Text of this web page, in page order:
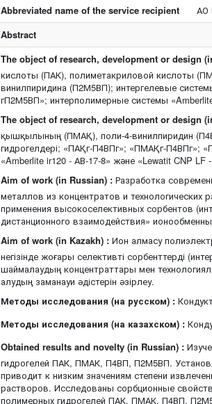
Abbreviated name of the service recipient
АО
Abstract
The object of research, development or design
кислоты (ПАК), полиметакриловой кислоты
винилпиридина (П2М5ВП); интергелевые
гП2М5ВП»; интерполимерные системы
The object of research, development or design
қышқылының (ПМАҚ), поли-4-винилпиридин
гидрогелдері; «ПАҚг-П4ВПг»; «ПМАҚг-П4ВПг»;
«Amberlite ir120 - АВ-17-8» және «Lewatit CNP LF
Aim of work (in Russian) : Разработка
металлов из концентратов и
применения высокоселективных сорбентов
дистанционного взаимодействия»
Aim of work (in Kazakh) : Ион алмасу
негізінде жоғары селективті сорбенттерді
шаймалаудың концентраттары мен
алудың заманауи әдістерін әзірлеу.
Методы исследования (на русском) :
Методы исследования (на казахском) :
Obtained results and novelty (in Russian) :
гидрогелей ПАК, ПМАК, П4ВП, П2М5ВП.
приводит к низким значениям степени
растворов. Исследованы сорбционные
полимерных гидрогелей ПАК, ПМАК, П4ВП,